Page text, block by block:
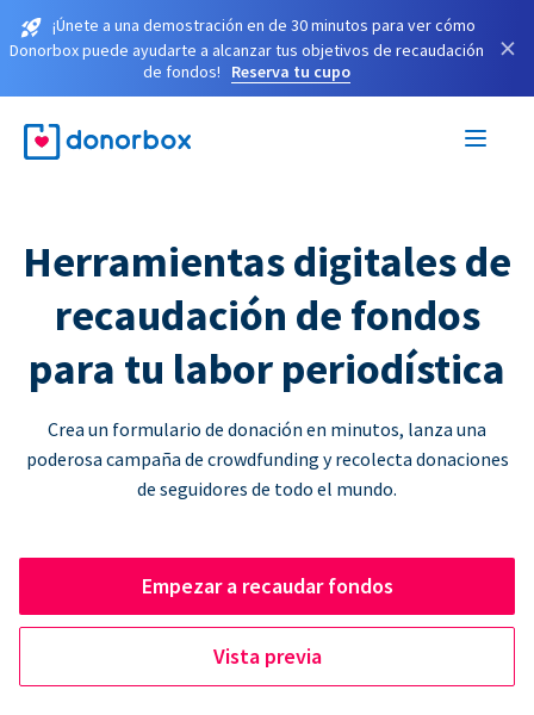
¡Únete a una demostración en de 30 minutos para ver cómo
Donorbox puede ayudarte a alcanzar tus objetivos de recaudación
de fondos!
Reserva tu cupo
×
Herramientas digitales de
recaudación de fondos
para tu labor periodística
Crea un formulario de donación en minutos, lanza una
poderosa campaña de crowdfunding y recolecta donaciones
de seguidores de todo el mundo.
Empezar a recaudar fondos
Vista previa